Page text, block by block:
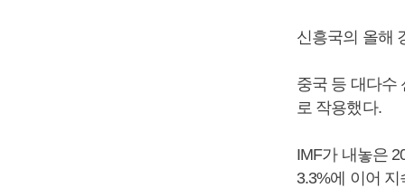
신흥국의 올해
중국 등 대다수
로 작용했다.
IMF가 내놓은
3.3%에 이어